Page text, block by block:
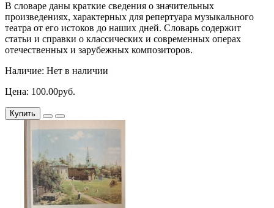
В словаре даны краткие сведения о значительных
произведениях, характерных для репертуара музыкального
театра от его истоков до наших дней. Словарь содержит
статьи и справки о классических и современных операх
отечественных и зарубежных композиторов.
Наличие: Нет в наличии
Цена: 100.00руб.
Купить